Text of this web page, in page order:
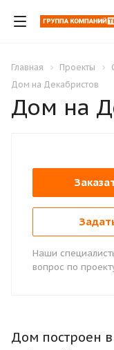
Главная Проекты
Дом на Декабристов
Дом на
Наши
вопрос по
Дом построен